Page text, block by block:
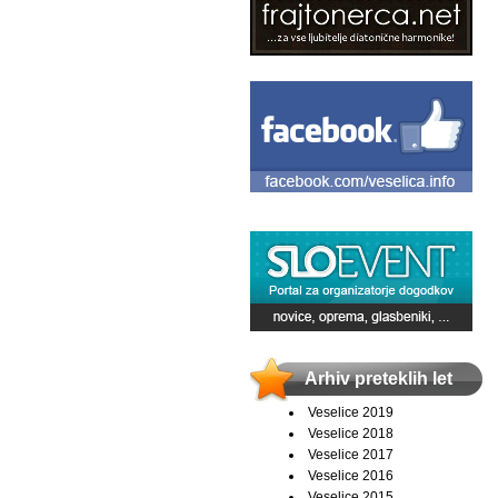
Arhiv preteklih let
Veselice 2019
Veselice 2018
Veselice 2017
Veselice 2016